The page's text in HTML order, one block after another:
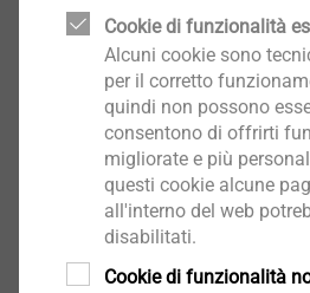
Filtro
Cookie di funzionalità
Alcuni cookie sono
per il corretto
quindi non possono
consentono di offrirti
migliorate e più
questi cookie alcune
all'interno del web
disabilitati.
Cookie di funzionalità